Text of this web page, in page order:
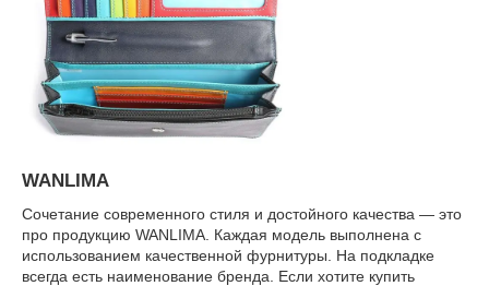
WANLIMA
Сочетание современного стиля и достойного качества — это
про продукцию WANLIMA. Каждая модель выполнена с
использованием качественной фурнитуры. На подкладке
всегда есть наименование бренда. Если хотите купить